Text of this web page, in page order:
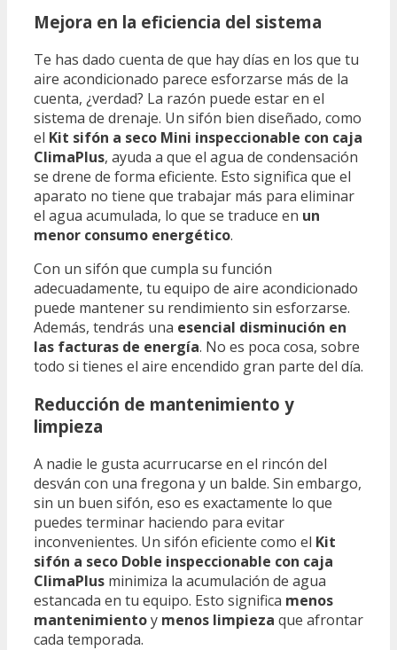
Mejora en la eficiencia del sistema
Te has dado cuenta de que hay días en los que tu
aire acondicionado parece esforzarse más de la
cuenta, ¿verdad? La razón puede estar en el
sistema de drenaje. Un sifón bien diseñado, como
el Kit sifón a seco Mini inspeccionable con caja
ClimaPlus, ayuda a que el agua de condensación
se drene de forma eficiente. Esto significa que el
aparato no tiene que trabajar más para eliminar
el agua acumulada, lo que se traduce en un
menor consumo energético.
Con un sifón que cumpla su función
adecuadamente, tu equipo de aire acondicionado
puede mantener su rendimiento sin esforzarse.
Además, tendrás una esencial disminución en
las facturas de energía. No es poca cosa, sobre
todo si tienes el aire encendido gran parte del día.
Reducción de mantenimiento y
limpieza
A nadie le gusta acurrucarse en el rincón del
desván con una fregona y un balde. Sin embargo,
sin un buen sifón, eso es exactamente lo que
puedes terminar haciendo para evitar
inconvenientes. Un sifón eficiente como el Kit
sifón a seco Doble inspeccionable con caja
ClimaPlus minimiza la acumulación de agua
estancada en tu equipo. Esto significa menos
mantenimientoy menos limpieza que afrontar
cada temporada.